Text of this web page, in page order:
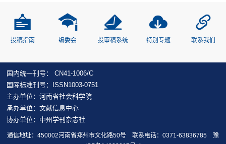
投稿指南 编委会 投审稿系统 特别专题 联系我们
国内统一刊号： CN41-1006/C
国际标准刊号：ISSN1003-0751
主办单位：河南省社会科学院
承办单位：文献信息中心
协办单位：中州学刊杂志社
通信地址：450002河南省郑州市文化路50号 联系电话：0371-63836785 豫